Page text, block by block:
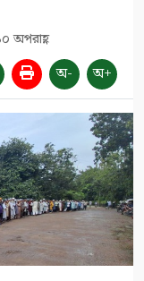
অপরাহ্ণ
অ- অ+